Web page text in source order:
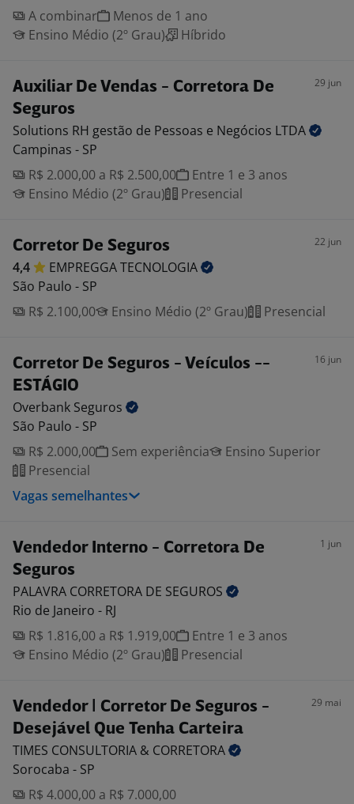
A combinar
Menos de 1 ano
Ensino Médio (2º Grau)
Híbrido
Auxiliar De Vendas - Corretora De
Seguros
29 jun
Solutions RH gestão de Pessoas e Negócios LTDA
Campinas - SP
R$ 2.000,00 a R$ 2.500,00
Entre 1 e 3 anos
Ensino Médio (2º Grau)
Presencial
Corretor De Seguros 22 jun
4,4 EMPREGGATECNOLOGIA
São Paulo - SP
R$ 2.100,00
Ensino Médio (2º Grau) Presencial
Corretor De Seguros - Veículos --
ESTÁGIO
16 jun
Overbank Seguros
São Paulo - SP
R$ 2.000,00
Sem experiência
Ensino Superior
Presencial
Vagas semelhantes
Vendedor Interno - Corretora De
Seguros
1 jun
PALAVRA CORRETORA DE SEGUROS
Rio de Janeiro - RJ
R$ 1.816,00 a R$ 1.919,00
Entre 1 e 3 anos
Ensino Médio (2º Grau)
Presencial
Vendedor | Corretor De Seguros -
Desejável Que Tenha Carteira
29 mai
TIMES CONSULTORIA & CORRETORA
Sorocaba - SP
R$ 4.000,00 a R$ 7.000,00